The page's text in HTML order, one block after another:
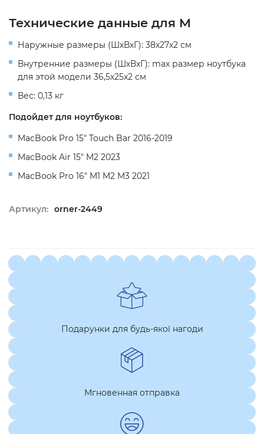
Технические данные для M
Наружные размеры (ШхВхГ): 38х27х2 см
Внутренние размеры (ШхВхГ): max размер ноутбука
для этой модели 36,5х25х2 см
Вес: 0,13 кг
Подойдет для ноутбуков:
MacBook Pro 15" Touch Bar 2016-2019
MacBook Air 15" M2 2023
MacBook Pro 16" M1 M2 M3 2021
Артикул: orner-2449
Подарунки для будь-якої нагоди
Мгновенная отправка